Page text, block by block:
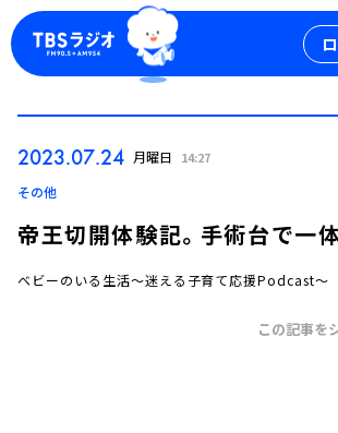
2023.07.24 月曜日 14:27
その他
帝王切開体験記。手術台で一
ベビーのいる生活～迷える子育て応援Podcast～
この記事を